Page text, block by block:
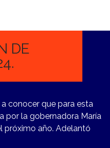
DE
conocer que para esta
por la gobernadora María
próximo año. Adelantó